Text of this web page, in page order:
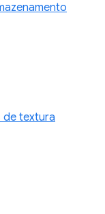
de textura